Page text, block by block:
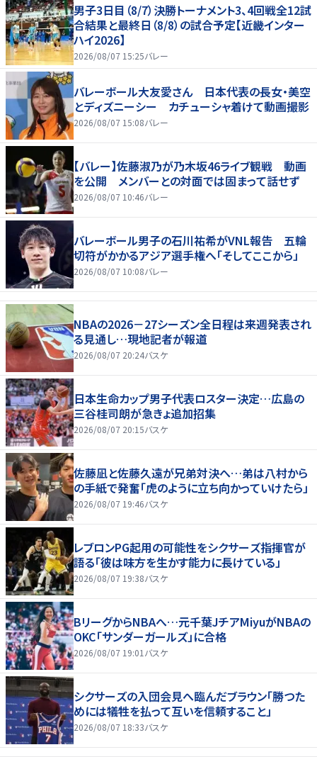
男子3日目（8/7）決勝トーナメント3、4回戦全12試
合結果と最終日（8/8）の試合予定【近畿インター
ハイ2026】
2026/08/07 15:25バレー
バレーボール大友愛さん 日本代表の長女・美空
とディズニーシー カチューシャ着けて動画撮影
2026/08/07 15:08バレー
【バレー】佐藤淑乃が乃木坂46ライブ観戦 動画
を公開 メンバーとの対面では固まって話せず
2026/08/07 10:46バレー
バレーボール男子の石川祐希がVNL報告 五輪
切符がかかるアジア選手権へ「そしてここから」
2026/08/07 10:08バレー
NBAの2026－27シーズン全日程は来週発表され
る見通し…現地記者が報道
2026/08/07 20:24バスケ
日本生命カップ男子代表ロスター決定…広島の
三谷桂司朗が急きょ追加招集
2026/08/07 20:15バスケ
佐藤凪と佐藤久遠が兄弟対決へ…弟は八村から
の手紙で発奮「虎のように立ち向かっていけたら」
2026/08/07 19:46バスケ
レブロンPG起用の可能性をシクサーズ指揮官が
語る「彼は味方を生かす能力に長けている」
2026/08/07 19:38バスケ
BリーグからNBAへ…元千葉JチアMiyuがNBAの
OKC「サンダーガールズ」に合格
2026/08/07 19:01 バスケ
シクサーズの入団会見へ臨んだブラウン「勝つた
めには犠牲を払って互いを信頼すること」
2026/08/07 18:33バスケ